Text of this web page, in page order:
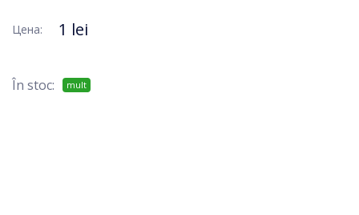
Цена: 1 lei
În stoc: mult